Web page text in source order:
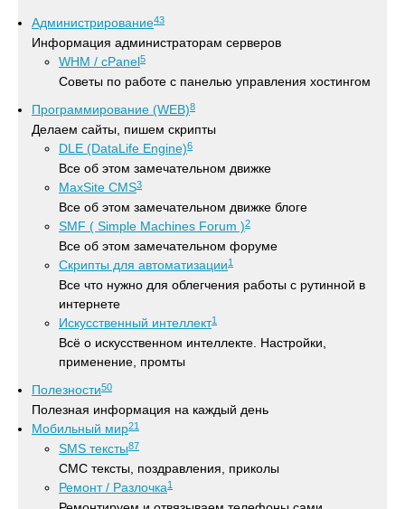
Администрирование43
Информация администраторам серверов
WHM / cPanel5
Советы по работе с панелью управления хостингом
Программирование (WEB)8
Делаем сайты, пишем скрипты
DLE (DataLife Engine)6
Все об этом замечательном движке
MaxSite CMS3
Все об этом замечательном движке блоге
SMF ( Simple Machines Forum )2
Все об этом замечательном форуме
Скрипты для автоматизации1
Все что нужно для облегчения работы с рутинной в
интернете
Искусственный интеллект1
Всё о искусственном интеллекте. Настройки,
применение, промты
Полезности50
Полезная информация на каждый день
Мобильный мир21
SMS тексты87
СМС тексты, поздравления, приколы
Ремонт / Разлочка1